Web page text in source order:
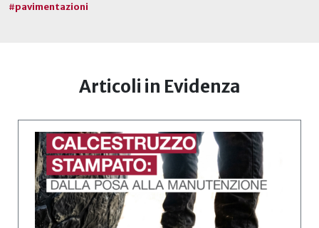
#pavimentazioni
Articoli in Evidenza